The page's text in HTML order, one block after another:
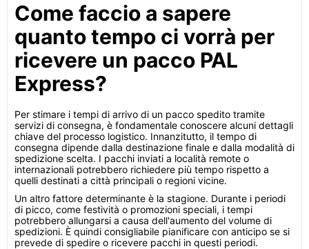
Come faccio a sapere
quanto tempo ci vorrà per
ricevere un pacco PAL
Express?
Per stimare i tempi di arrivo di un pacco spedito tramite
servizi di consegna, è fondamentale conoscere alcuni dettagli
chiave del processo logistico. Innanzitutto, il tempo di
consegna dipende dalla destinazione finale e dalla modalità di
spedizione scelta. I pacchi inviati a località remote o
internazionali potrebbero richiedere più tempo rispetto a
quelli destinati a città principali o regioni vicine.
Un altro fattore determinante è la stagione. Durante i periodi
di picco, come festività o promozioni speciali, i tempi
potrebbero allungarsi a causa dell'aumento del volume di
spedizioni. È quindi consigliabile pianificare con anticipo se si
prevede di spedire o ricevere pacchi in questi periodi.